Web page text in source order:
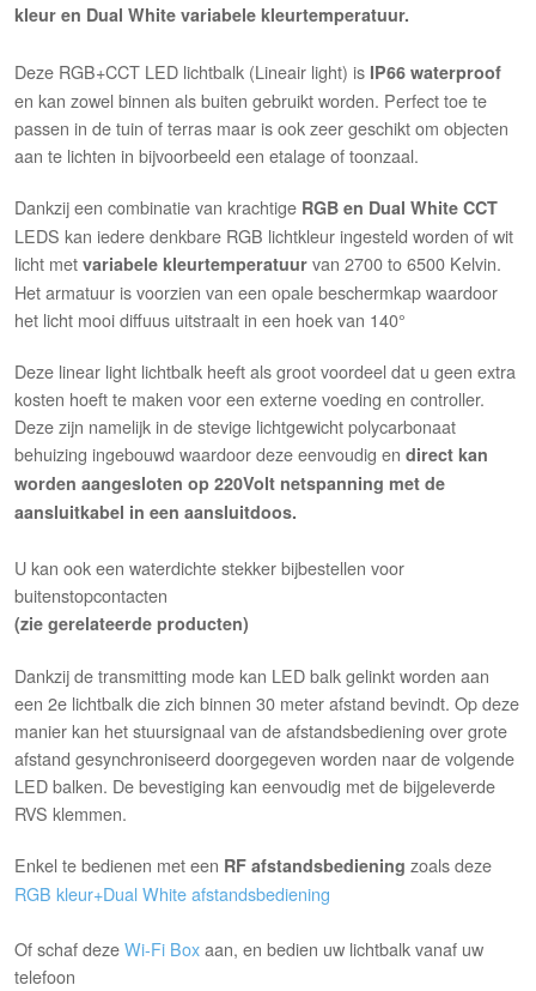
kleur en Dual White variabele kleurtemperatuur.
Deze RGB+CCT LED lichtbalk (Lineair light) is IP66 waterproof
en kan zowel binnen als buiten gebruikt worden. Perfect toe te
passen in de tuin of terras maar is ook zeer geschikt om objecten
aan te lichten in bijvoorbeeld een etalage of toonzaal.
Dankzij een combinatie van krachtige RGB en Dual White CCT
LEDS kan iedere denkbare RGB lichtkleur ingesteld worden of wit
licht metvariabele kleurtemperatuur van 2700 to 6500 Kelvin.
Het armatuur is voorzien van een opale beschermkap waardoor
het licht mooi diffuus uitstraalt in een hoek van 140°
Deze linear light lichtbalk heeft als groot voordeel dat u geen extra
kosten hoeft te maken voor een externe voeding en controller.
Deze zijn namelijk in de stevige lichtgewicht polycarbonaat
behuizing ingebouwd waardoor deze eenvoudig endirect kan
worden aangesloten op 220Volt netspanning met de
aansluitkabel in een aansluitdoos.
U kan ook een waterdichte stekker bijbestellen voor
buitenstopcontacten
(zie gerelateerde producten)
Dankzij de transmitting mode kan LED balk gelinkt worden aan
een 2e lichtbalk die zich binnen 30 meter afstand bevindt. Op deze
manier kan het stuursignaal van de afstandsbediening over grote
afstand gesynchroniseerd doorgegeven worden naar de volgende
LED balken. De bevestiging kan eenvoudig met de bijgeleverde
RVS klemmen.
Enkel te bedienen met een RF afstandsbediening zoals deze
RGB kleur+Dual White afstandsbediening
Of schaf dezeWi-Fi Boxaan, en bedien uw lichtbalk vanaf uw
telefoon